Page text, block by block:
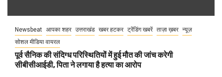
Newsbeat आपका शहर उत्तराखंड खबर हटकर ट्रेंडिंग खबरें ताज़ा ख़बर न्यूज़
सोशल मीडिया वायरल
पूर्व सैनिक की संदिग्ध परिस्थितियों में हुई मौत की जांच करेगी
सीबीसीआईडी, पिता ने लगाया है हत्या का आरोप